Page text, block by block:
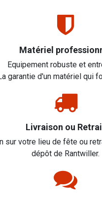
Matériel
Equipement robuste et
garantie d'un matériel qui
Livraison ou
sur votre lieu de fête ou
dépôt de Rantwiller.